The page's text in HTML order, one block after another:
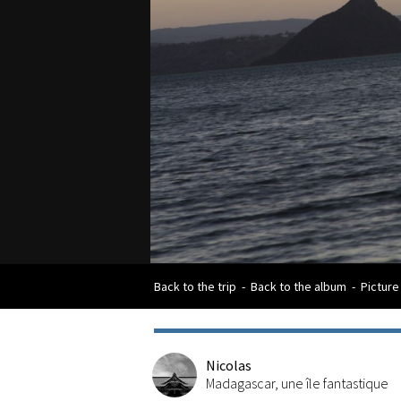
Back to the trip - Back to the album -
Nicolas
Madagascar, une île fantastique